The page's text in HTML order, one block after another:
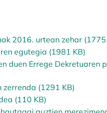
2016. urtean zehar (1775
egutegia (1981 KB)
duen Errege Dekretuaren
(1291 KB)
(110 KB)